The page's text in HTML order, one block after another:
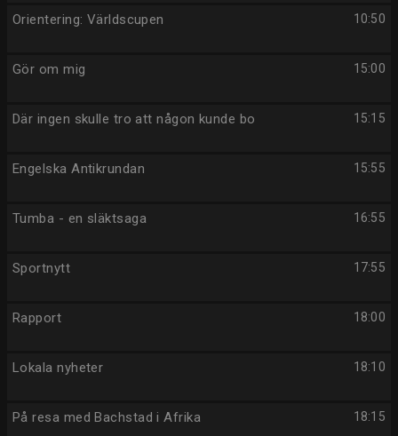
10:50
Orientering: Världscupen
15:00
Gör om mig
15:15
Där ingen skulle tro att någon kunde bo
15:55
Engelska Antikrundan
16:55
Tumba - en släktsaga
17:55
Sportnytt
18:00
Rapport
18:10
Lokala nyheter
18:15
På resa med Bachstad i Afrika